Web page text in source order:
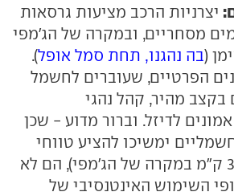
יצרניות הרכב מציעות גרסאות
מסחריים, ובמקרה של הג'מפי
(בה נהגנו, תחת סמל אופל).
הפרטיים, שעוברים לחשמל
מהיר, קהל נהגי
לדיזל. וברור מדוע - שכן
ימשיכו להציע טווחי
נסיעה קצרים (350 ק"מ במקרה של הג'מפי), הם לא
השימוש האינטנסיבי של